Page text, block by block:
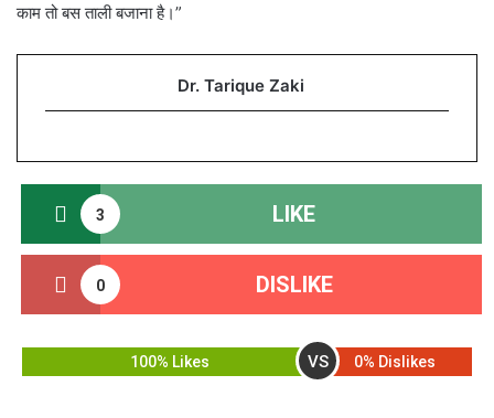
काम तो बस ताली बजाना है।”
Dr. Tarique Zaki
3 LIKE
0 DISLIKE
100% Likes VS 0% Dislikes